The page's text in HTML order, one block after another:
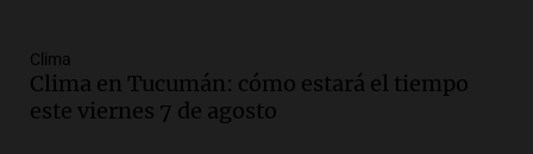
mano es muy peligroso”
La Argentina, hoy
Clima
Clima en Tucumán: cómo estará el tiempo
este viernes 7 de agosto